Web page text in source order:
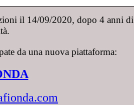
il 14/09/2020, dopo 4 anni di
da una nuova piattaforma: